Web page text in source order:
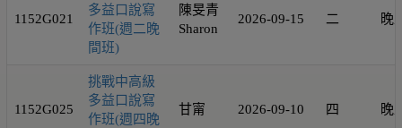
1152G021
多益口說寫
作班(週二晚
間班)
陳旻青
Sharon
2026-09-15 二 晚
1152G025
挑戰中高級
多益口說寫
作班(週四晚
甘甯 2026-09-10 四 晚